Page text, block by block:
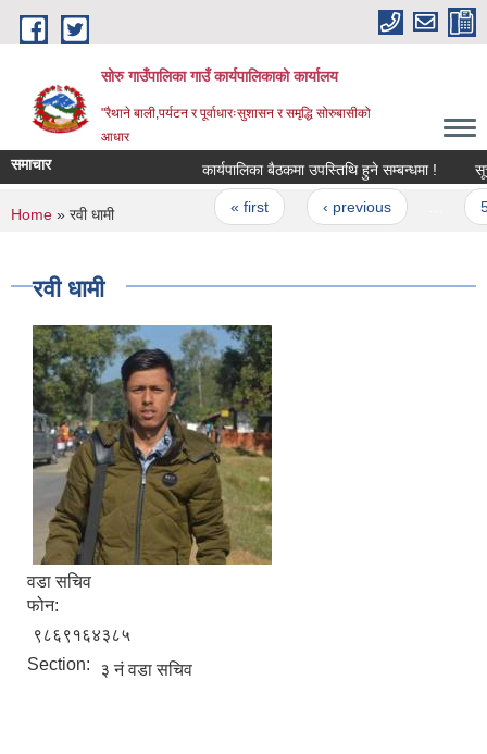
Skip to main content
सोरु गाउँपालिका गाउँ कार्यपालिकाको कार्यालय
"रैथाने बाली,पर्यटन र पूर्वाधारःसुशासन र समृद्धि सोरुबासीको
आधार
समाचार कार्यपालिका बैठकमा उपस्तिथि हुने सम्बन्धमा !
Pages
« first ‹ previous
You are here
Home » रवी धामी
रवी धामी
वडा सचिव
फोन:
९८६९१६४३८५
Section:
३ नं वडा सचिव